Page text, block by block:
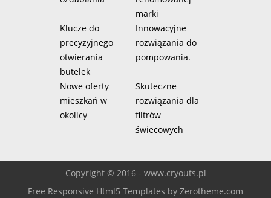
marki
Klucze do
precyzyjnego
otwierania
butelek
Innowacyjne
rozwiązania do
pompowania.
Nowe oferty
mieszkań w
okolicy
Skuteczne
rozwiązania dla
filtrów
świecowych
Copyright © 2016 - www.cryouts.pl
Free Responsive Html5 Templates by Zerotheme.com